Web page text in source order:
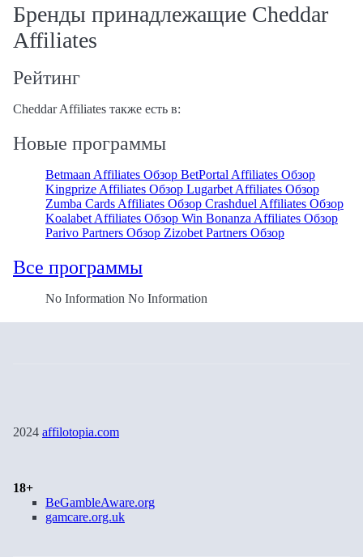
Бренды принадлежащие Cheddar
Affiliates
Рейтинг
Cheddar Affiliates также есть в:
Новые программы
Betmaan Affiliates Обзор BetPortal Affiliates Обзор
Kingprize Affiliates Обзор Lugarbet Affiliates Обзор
Zumba Cards Affiliates Обзор Crashduel Affiliates Обзор
Koalabet Affiliates Обзор Win Bonanza Affiliates Обзор
Parivo Partners Обзор Zizobet Partners Обзор
Все программы
No Information No Information
2024 affilotopia.com
18+
BeGambleAware.org
gamcare.org.uk